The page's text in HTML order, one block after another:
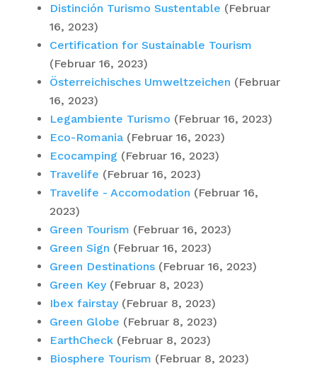
Distinción Turismo Sustentable (Februar
16, 2023)
Certification for Sustainable Tourism
(Februar 16, 2023)
Österreichisches Umweltzeichen (Februar
16, 2023)
Legambiente Turismo (Februar 16, 2023)
Eco-Romania (Februar 16, 2023)
Ecocamping (Februar 16, 2023)
Travelife (Februar 16, 2023)
Travelife - Accomodation (Februar 16,
2023)
Green Tourism (Februar 16, 2023)
Green Sign (Februar 16, 2023)
Green Destinations (Februar 16, 2023)
Green Key (Februar 8, 2023)
Ibex fairstay (Februar 8, 2023)
Green Globe (Februar 8, 2023)
EarthCheck (Februar 8, 2023)
Biosphere Tourism (Februar 8, 2023)